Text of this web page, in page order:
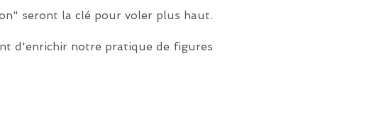
seront la clé pour voler plus haut.
d'enrichir notre pratique de figures